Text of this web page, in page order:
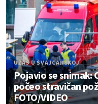
UŽAS U ŠVAJCARSKOJ
Pojavio se snimak:
počeo stravičan
FOTO/VIDEO